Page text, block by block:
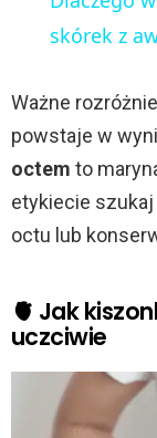
skórek z
Ważne
powstaje w
octem to
etykiecie szukaj
octu lub
🫀 Jak
uczciwie